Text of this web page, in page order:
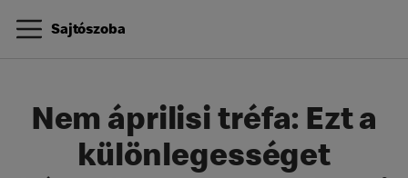
Sajtószoba
Nem áprilisi tréfa: Ezt a
különlegességet